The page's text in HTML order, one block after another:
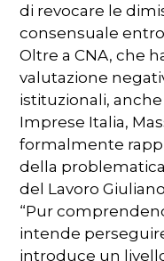
di revocare le
consensuale
Oltre a CNA, che
valutazione
istituzionali,
Imprese Italia,
formalmente
della
del Lavoro
“Pur
intende
introduce un